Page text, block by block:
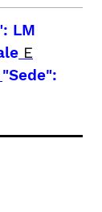
LM
E
"Sede":